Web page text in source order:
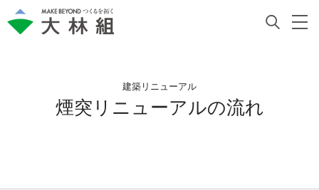
建築リニューアル
煙突リニューアルの流れ